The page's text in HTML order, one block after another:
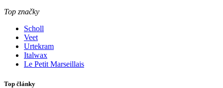
Top značky
Scholl
Veet
Urtekram
Italwax
Le Petit Marseillais
Top články